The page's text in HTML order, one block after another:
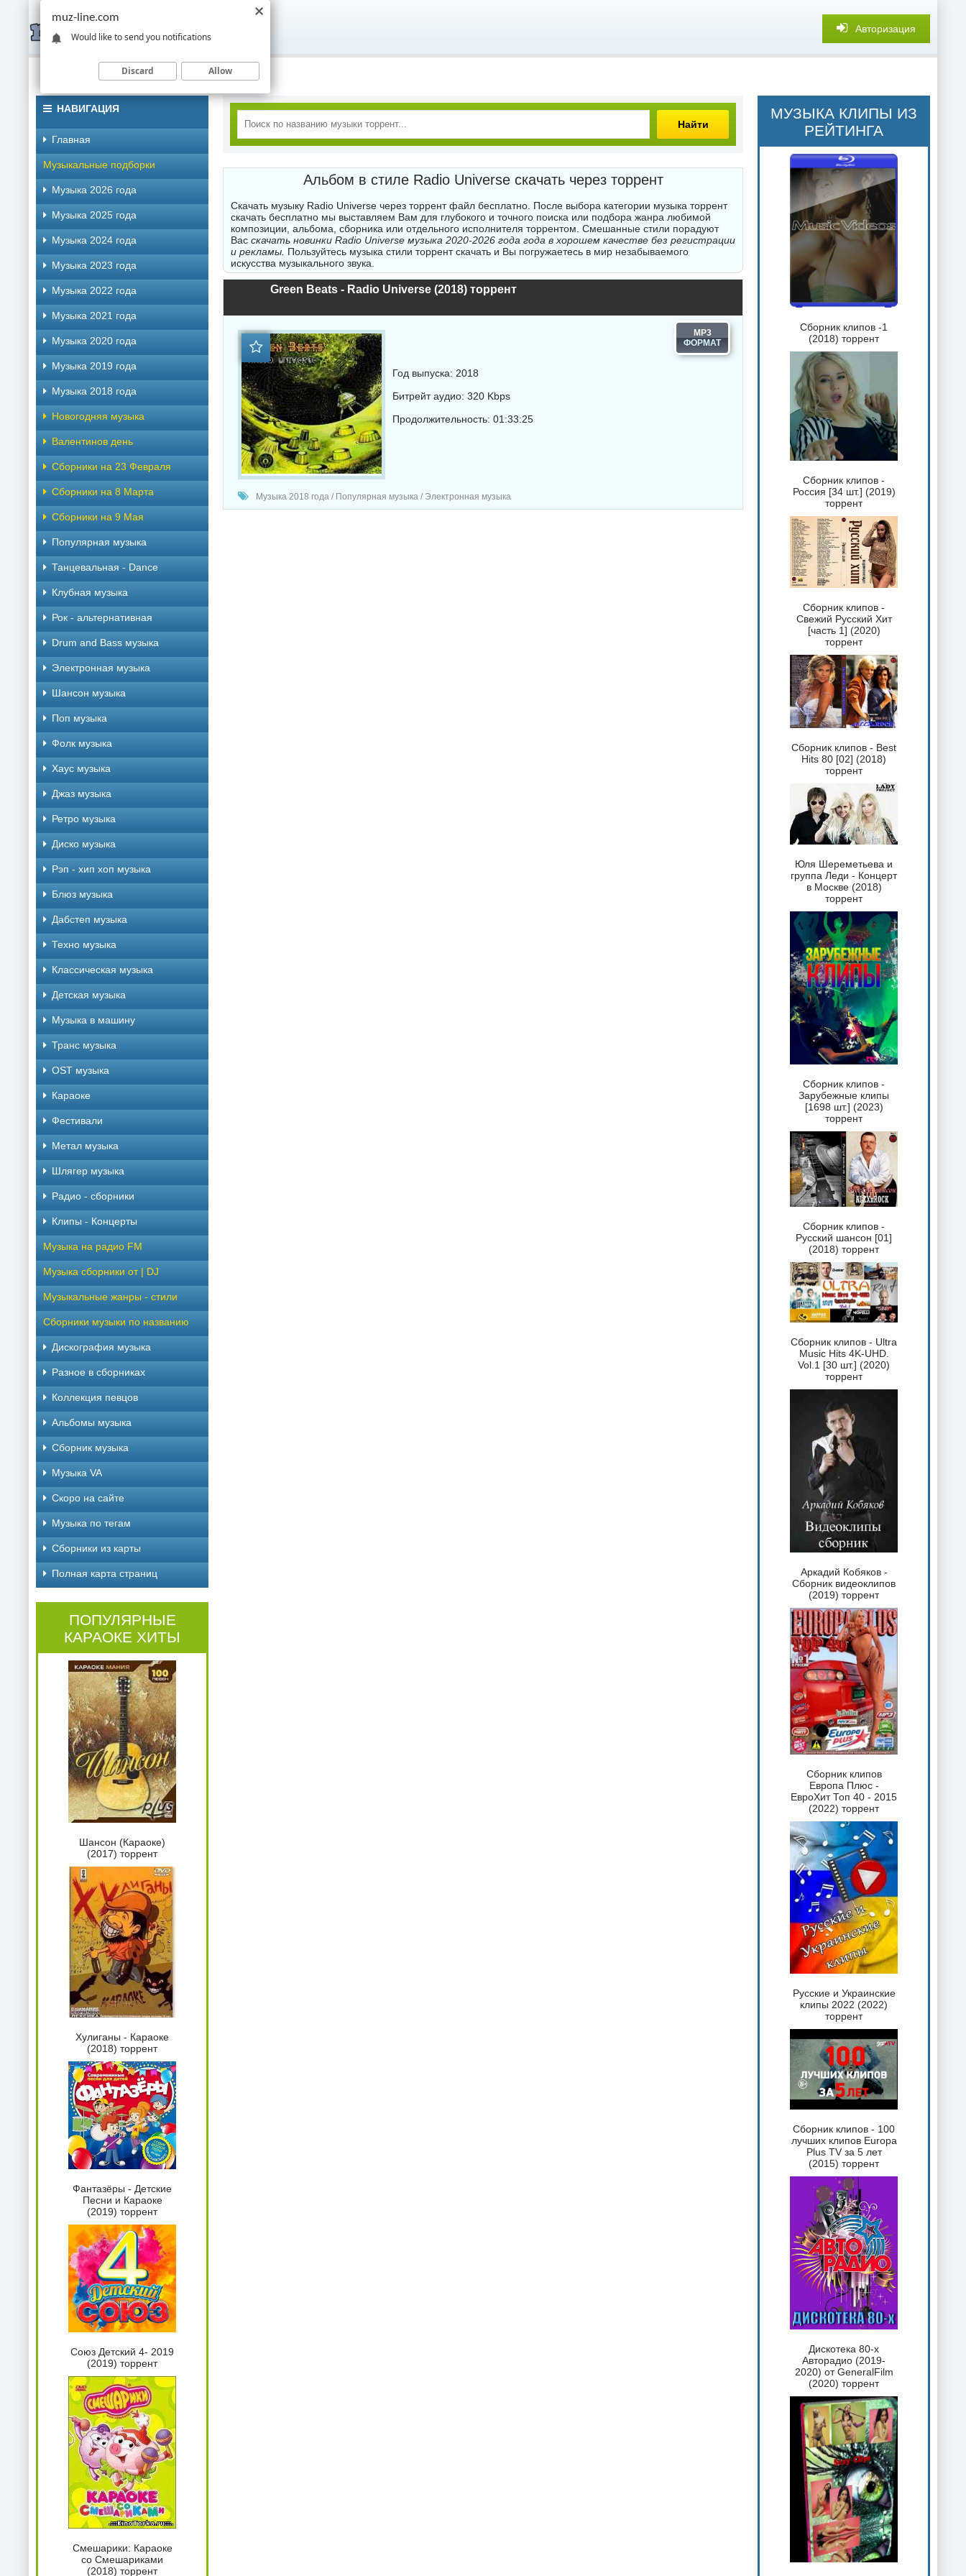
Авторизация
Найти
Альбом в стиле Radio Universe скачать через торрент
Скачать музыку Radio Universe через торрент файл бесплатно. После выбора категории музыка торрент
скачать бесплатно мы выставляем Вам для глубокого и точного поиска или подбора жанра любимой
композиции, альбома, сборника или отдельного исполнителя торрентом. Смешанные стили порадуют
Вас скачать новинки Radio Universe музыка 2020-2026 года года в хорошем качестве без регистрации
и рекламы. Пользуйтесь музыка стили торрент скачать и Вы погружаетесь в мир незабываемого
искусства музыкального звука.
Green Beats - Radio Universe (2018) торрент
MP3
Год выпуска: 2018
Битрейт аудио: 320 Kbps
Продолжительность: 01:33:25
Музыка 2018 года / Популярная музыка / Электронная музыка
НАВИГАЦИЯ
Главная
Музыкальные подборки
Музыка 2026 года
Музыка 2025 года
Музыка 2024 года
Музыка 2023 года
Музыка 2022 года
Музыка 2021 года
Музыка 2020 года
Музыка 2019 года
Музыка 2018 года
Новогодняя музыка
Валентинов день
Сборники на 23 Февраля
Сборники на 8 Марта
Сборники на 9 Мая
Популярная музыка
Танцевальная - Dance
Клубная музыка
Рок - альтернативная
Drum and Bass музыка
Электронная музыка
Шансон музыка
Поп музыка
Фолк музыка
Хаус музыка
Джаз музыка
Ретро музыка
Диско музыка
Рэп - хип хоп музыка
Блюз музыка
Дабстеп музыка
Техно музыка
Классическая музыка
Детская музыка
Музыка в машину
Транс музыка
OST музыка
Караоке
Фестивали
Метал музыка
Шлягер музыка
Радио - сборники
Клипы - Концерты
Музыка на радио FM
Музыка сборники от | DJ
Музыкальные жанры - стили
Сборники музыки по названию
Дискография музыка
Разное в сборниках
Коллекция певцов
Альбомы музыка
Сборник музыка
Музыка VA
Скоро на сайте
Музыка по тегам
Cборники из карты
Полная карта страниц
ПОПУЛЯРНЫЕ
КАРАОКЕ ХИТЫ
Шансон (Караоке)
(2017) торрент
Хулиганы - Караоке
(2018) торрент
Фантазёры - Детские
Песни и Караоке
(2019) торрент
Союз Детский 4- 2019
(2019) торрент
Смешарики: Караоке
со Смешариками
(2018) торрент
МУЗЫКА КЛИПЫ ИЗ
РЕЙТИНГА
Сборник клипов -1
(2018) торрент
Сборник клипов -
Россия [34 шт.] (2019)
торрент
Сборник клипов -
Свежий Русский Хит
[часть 1] (2020)
торрент
Сборник клипов - Best
Hits 80 [02] (2018)
торрент
Юля Шереметьева и
группа Леди - Концерт
в Москве (2018)
торрент
Сборник клипов -
Зарубежные клипы
[1698 шт.] (2023)
торрент
Сборник клипов -
Русский шансон [01]
(2018) торрент
Сборник клипов - Ultra
Music Hits 4K-UHD.
Vol.1 [30 шт.] (2020)
торрент
Аркадий Кобяков -
Сборник видеоклипов
(2019) торрент
Сборник клипов
Европа Плюс -
ЕвроХит Топ 40 - 2015
(2022) торрент
Русские и Украинские
клипы 2022 (2022)
торрент
Сборник клипов - 100
лучших клипов Europa
Plus TV за 5 лет
(2015) торрент
Дискотека 80-х
Авторадио (2019-
2020) от GeneralFilm
(2020) торрент
muz-line.com
Would like to send you notifications
Discard Allow